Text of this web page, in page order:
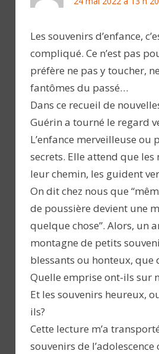
Les souvenirs d’enfance,
compliqué. Ce n’est pas
préfère ne pas y toucher,
fantômes du passé…
Dans ce recueil de
Guérin a tourné le regard
L’enfance merveilleuse ou
secrets. Elle attend que
leur chemin, les guident
On dit chez nous que
de poussière devient une
quelque chose”. Alors, un
montagne de petits
blessants ou honteux, que
Quelle emprise ont-ils sur
Et les souvenirs heureux,
ils?
Cette lecture m’a
souvenirs de l’adolescence